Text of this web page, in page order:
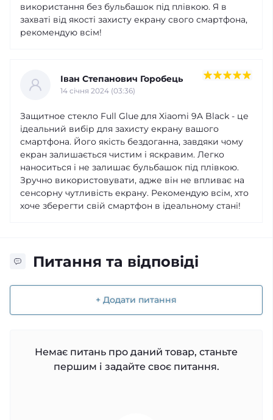
використання без бульбашок під плівкою. Я в
захваті від якості захисту екрану свого смартфона,
рекомендую всім!
Іван Степанович Горобець
14 cічня 2024 (03:36)
Защитное стекло Full Glue для Xiaomi 9A Black - це
ідеальний вибір для захисту екрану вашого
смартфона. Його якість бездоганна, завдяки чому
екран залишається чистим і яскравим. Легко
наноситься і не залишає бульбашок під плівкою.
Зручно використовувати, адже він не впливає на
сенсорну чутливість екрану. Рекомендую всім, хто
хоче зберегти свій смартфон в ідеальному стані!
Питання та відповіді
+ Додати питання
Немає питань про даний товар, станьте
першим і задайте своє питання.